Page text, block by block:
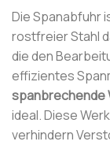
Die Spanabfuhr
rostfreier Stahl
die den
effizientes
spanbrechende
ideal. Diese
verhindern